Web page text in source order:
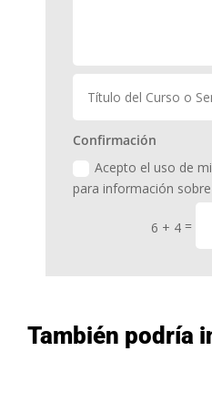
Confirmación
Acepto el uso de
para información
6 + 4 =
También podría